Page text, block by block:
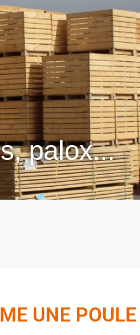
palox...
UNE POULE